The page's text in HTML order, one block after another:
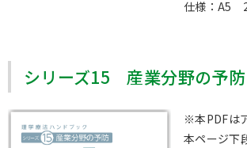
仕様：A5
シリーズ15 産業分野の予防
※本PDFは
本ページ下